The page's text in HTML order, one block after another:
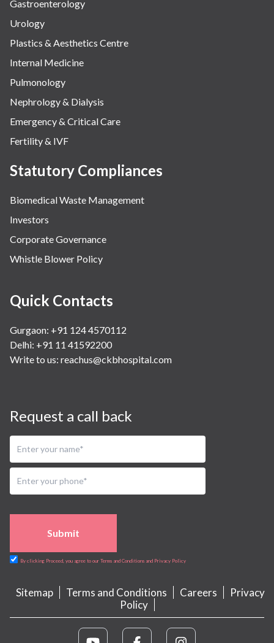
Gastroenterology
Urology
Plastics & Aesthetics Centre
Internal Medicine
Pulmonology
Nephrology & Dialysis
Emergency & Critical Care
Fertility & IVF
Statutory Compliances
Biomedical Waste Management
Investors
Corporate Governance
Whistle Blower Policy
Quick Contacts
Gurgaon: +91 124 4570112
Delhi: +91 11 41592200
Write to us: reachus@ckbhospital.com
Request a call back
Submit
By clicking Proceed, you agree to our Terms and Conditions and Privacy Policy
Sitemap Terms and Conditions Careers
Privacy
Policy